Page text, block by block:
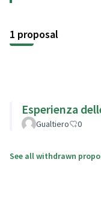
1 proposal
Esperienza
Gualtiero 0
See all withdrawn